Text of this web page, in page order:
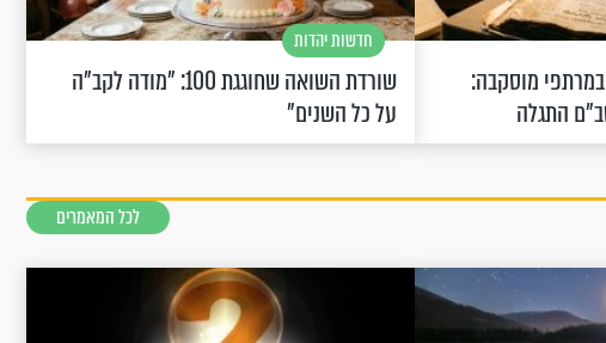
מוסקבה:
התגלה
חדשות יהדות
שורדת השואה שחוגגת 100: "מודה לקב"ה
על כל השנים"
לכל המאמרים